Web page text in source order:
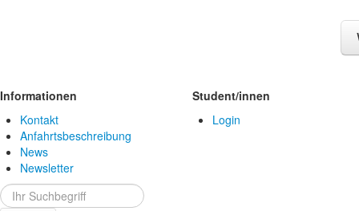
Informationen
Kontakt
Anfahrtsbeschreibung
News
Newsletter
Student/innen
Login